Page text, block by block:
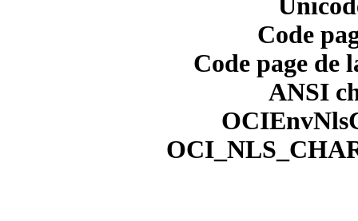
Code
Code page de
ANSI